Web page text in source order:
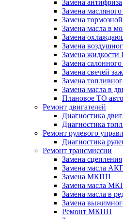
Замена антифриза
Замена масляного
Замена
Замена масла в
Замена
Замена
Замена жидкости
Замена салонного
Замена свечей
Замена
Замена масла в
Плановое ТО
Ремонт двигателей
Диагностика
Диагностика
Ремонт рулевого
Диагностика
Ремонт трансмиссии
Замена сцепления
Замена масла
Замена МКПП
Замена масла
Замена масла в
Замена
Ремонт МКПП